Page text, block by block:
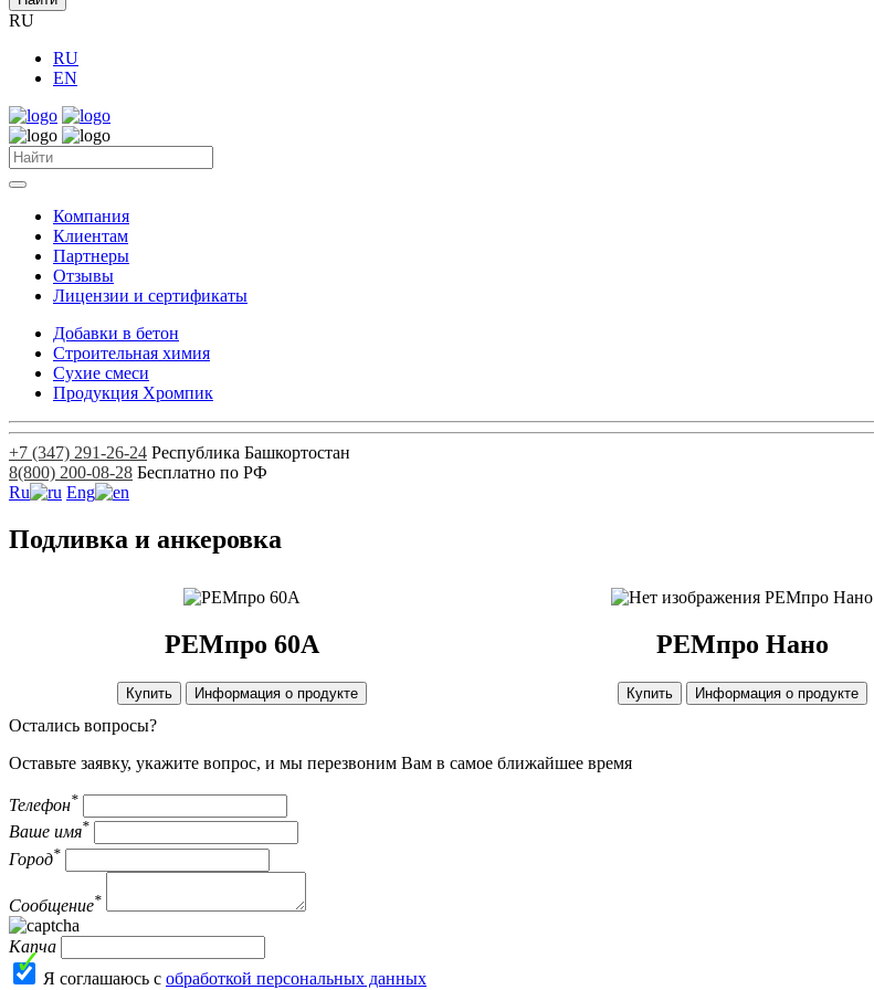
RU
RU
EN
Компания
Клиентам
Партнеры
Отзывы
Лицензии и сертификаты
Добавки в бетон
Строительная химия
Сухие смеси
Продукция Хромпик
+7 (347) 291-26-24 Республика Башкортостан
8(800) 200-08-28 Бесплатно по РФ
Ru
Eng
Подливка и анкеровка
РЕМпро 60А
Купить Информация о продукте
РЕМпро Нано
РЕМпро Нано
Купить Информация о продукте
Остались вопросы?
Оставьте заявку, укажите вопрос, и мы перезвоним Вам в самое ближайшее время
Телефон*
Ваше имя*
Город*
Сообщение*
Капча
Я соглашаюсь с обработкой персональных данных